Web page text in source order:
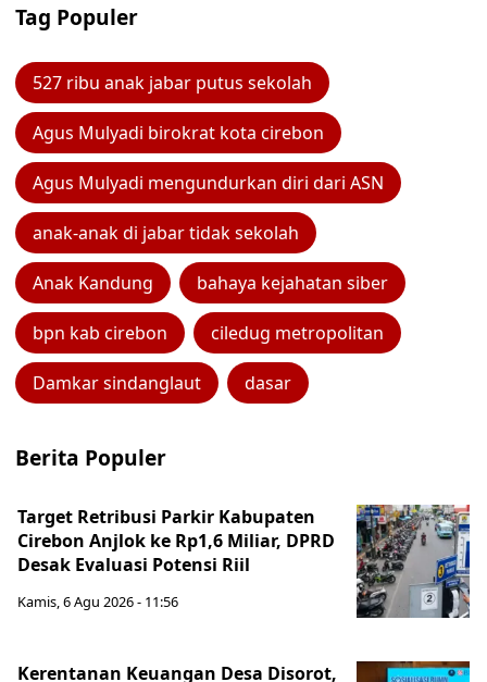
Tag Populer
527 ribu anak jabar putus sekolah
Agus Mulyadi birokrat kota cirebon
Agus Mulyadi mengundurkan diri dari ASN
anak-anak di jabar tidak sekolah
Anak Kandung bahaya kejahatan siber
bpn kab cirebon ciledug metropolitan
Damkar sindanglaut dasar
Berita Populer
Target Retribusi Parkir Kabupaten
Cirebon Anjlok ke Rp1,6 Miliar, DPRD
Desak Evaluasi Potensi Riil
Kamis, 6 Agu 2026 - 11:56
Kerentanan Keuangan Desa Disorot,